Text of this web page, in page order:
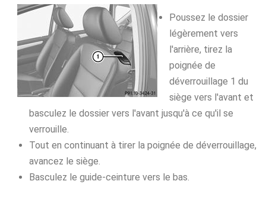
Poussez le dossier
légèrement vers
l'arrière, tirez la
poignée de
déverrouillage 1 du
siège vers l'avant et
basculez le dossier vers l'avant jusqu'à ce qu'il se
verrouille.
Tout en continuant à tirer la poignée de déverrouillage,
avancez le siège.
Basculez le guide-ceinture vers le bas.